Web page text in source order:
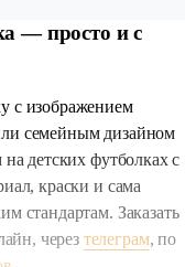
— просто и с
с изображением
семейным дизайном
детских футболках с
краски и сама
стандартам. Заказать
через телеграм, по